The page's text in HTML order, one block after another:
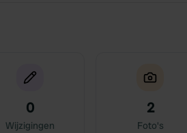
0
Wijzigingen
2
Foto's